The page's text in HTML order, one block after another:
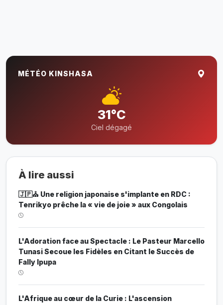
MÉTÉO KINSHASA
31°C
Ciel dégagé
À lire aussi
🇯🇵⛪ Une religion japonaise s'implante en RDC :
Tenrikyo prêche la « vie de joie » aux Congolais
L'Adoration face au Spectacle : Le Pasteur Marcello
Tunasi Secoue les Fidèles en Citant le Succès de
Fally Ipupa
L'Afrique au cœur de la Curie : L'ascension